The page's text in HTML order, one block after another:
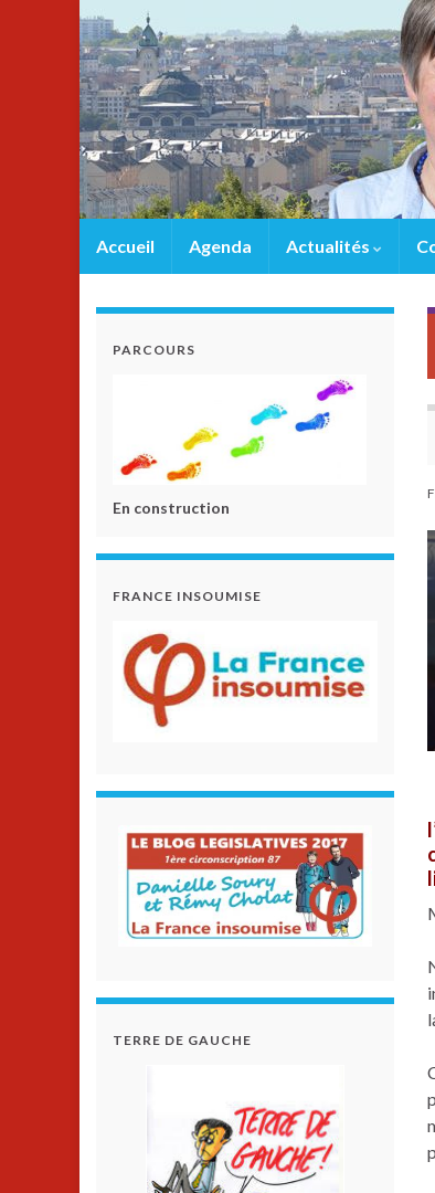
Accueil Agenda Actualités
PARCOURS
En construction
FRANCE INSOUMISE
TERRE DE GAUCHE